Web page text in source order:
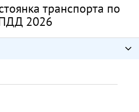
транспорта по
2026